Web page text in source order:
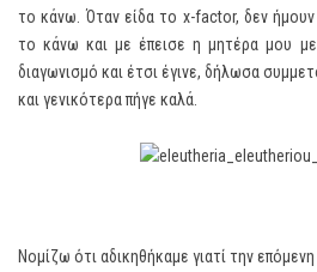
το κάνω. Όταν είδα το x-factor, δεν
το κάνω και με έπεισε η μητέρα μου
διαγωνισμό και έτσι έγινε, δήλωσα
και γενικότερα πήγε καλά.
Νομίζω ότι αδικηθήκαμε γιατί την